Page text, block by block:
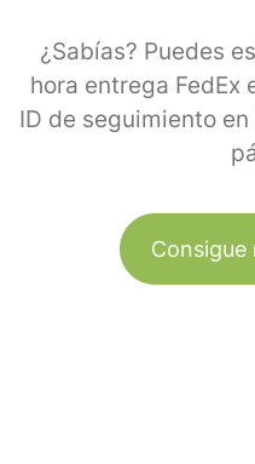
¿Sabías? Puedes
hora entrega FedEx
ID de seguimiento
Consigue